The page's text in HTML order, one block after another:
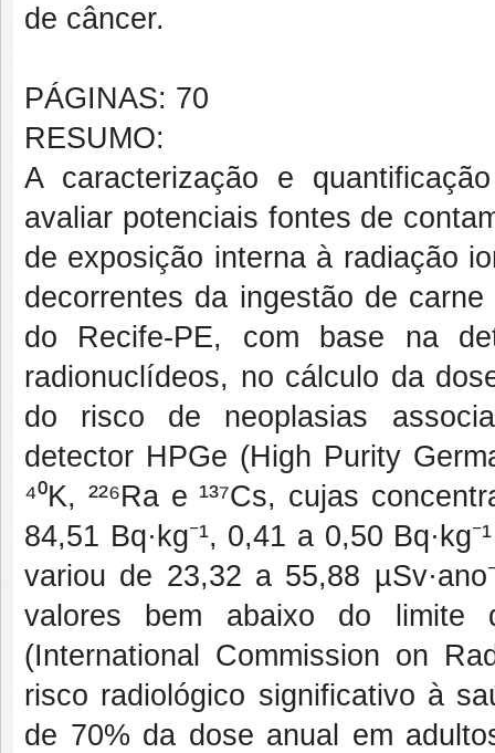
de câncer.
PÁGINAS: 70
RESUMO:
A caracterização e
avaliar potenciais fontes de
de exposição interna à radiação
decorrentes da ingestão de
do Recife-PE, com base na
radionuclídeos, no cálculo da
do risco de neoplasias
detector HPGe (High Purity
⁴⁰K, ²²⁶Ra e ¹³⁷Cs, cujas
84,51 Bq·kg⁻¹, 0,41 a 0,50
variou de 23,32 a 55,88
valores bem abaixo do limite
(International Commission on
risco radiológico significativo à
de 70% da dose anual em